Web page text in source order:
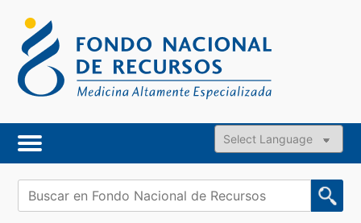
content
Powered by
Buscar: